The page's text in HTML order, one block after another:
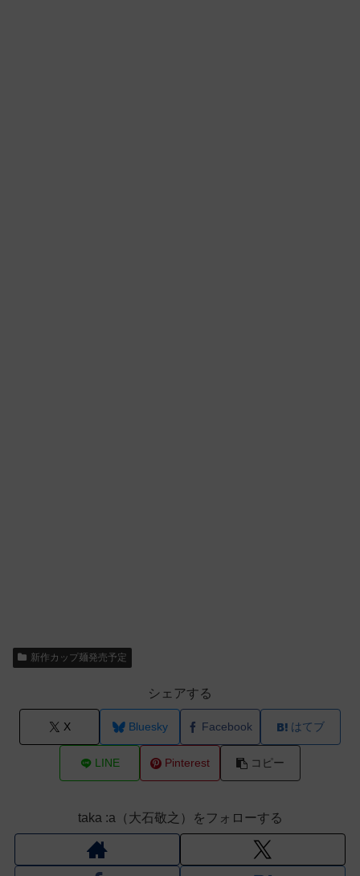
新作カップ麺発売予定
シェアする
X Bluesky Facebook はてブ
LINE Pinterest コピー
taka :a（大石敬之）をフォローする